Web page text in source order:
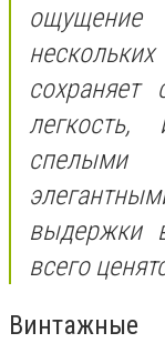
спелыми
выдержки
всего